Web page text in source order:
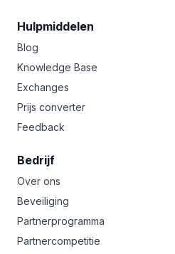
Hulpmiddelen
Blog
Knowledge Base
Exchanges
Prijs converter
Feedback
Bedrijf
Over ons
Beveiliging
Partnerprogramma
Partnercompetitie